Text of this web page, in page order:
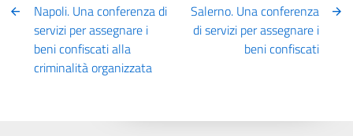
Napoli. Una conferenza di
servizi per assegnare i
beni confiscati alla
criminalità organizzata
Salerno. Una conferenza
di servizi per assegnare i
beni confiscati